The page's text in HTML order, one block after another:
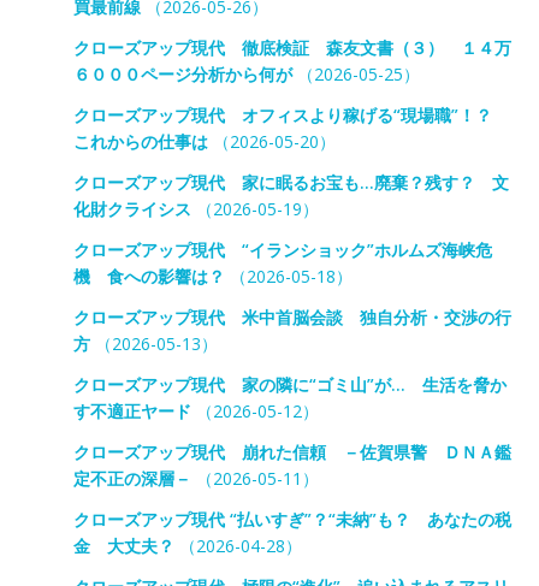
買最前線（2026-05-26）
クローズアップ現代 徹底検証 森友文書（３） １４万
６０００ページ分析から何が（2026-05-25）
クローズアップ現代 オフィスより稼げる“現場職”！？
これからの仕事は（2026-05-20）
クローズアップ現代 家に眠るお宝も…廃棄？残す？ 文
化財クライシス （2026-05-19）
クローズアップ現代 “イランショック”ホルムズ海峡危
機 食への影響は？
（2026-05-18）
クローズアップ現代 米中首脳会談 独自分析・交渉の行
方（2026-05-13）
クローズアップ現代 家の隣に“ゴミ山”が… 生活を脅か
す不適正ヤード （2026-05-12）
クローズアップ現代 崩れた信頼 －佐賀県警 ＤＮＡ鑑
定不正の深層－
（2026-05-11）
クローズアップ現代 “払いすぎ”？“未納”も？ あなたの税
金 大丈夫？
（2026-04-28）